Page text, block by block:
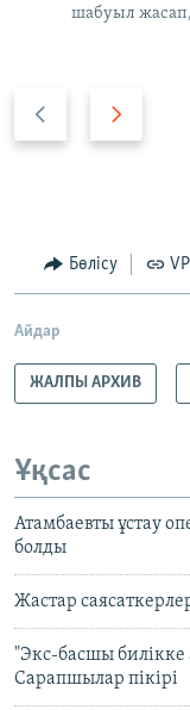
шабуыл
s
l
i
e
Бөлісу
Айдар
ЖАЛПЫ АРХИВ
Ұқсас
Атамбаевты ұстау
болды
Жастар
"Экс-басшы билікке
Сарапшылар пікірі